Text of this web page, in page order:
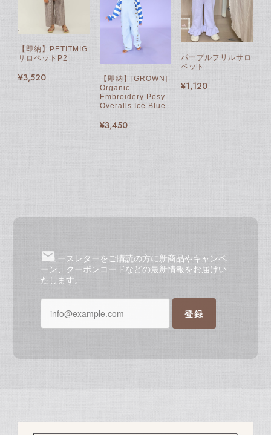
【即納】PETITMIG
サロペットP2
¥3,520
【即納】[GROWN]
Organic
Embroidery Posy
Overalls Ice Blue
¥3,450
パープルフリルサロ
ペット
¥1,120
ニュースレターをご購読の方に新商品やキャンペ
ーン、クーポンコードなどの最新情報をお届けい
たします。
登録